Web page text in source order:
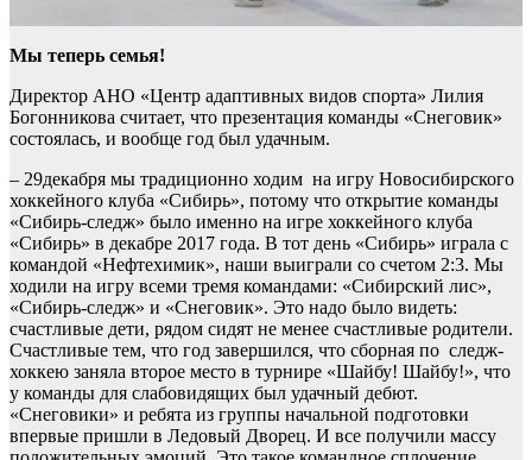
Мы теперь семья!
Директор АНО «Центр адаптивных видов спорта» Лилия
Богонникова считает, что презентация команды «Снеговик»
состоялась, и вообще год был удачным.
– 29декабря мы традиционно ходим на игру Новосибирского
хоккейного клуба «Сибирь», потому что открытие команды
«Сибирь-следж» было именно на игре хоккейного клуба
«Сибирь» в декабре 2017 года. В тот день «Сибирь» играла с
командой «Нефтехимик», наши выиграли со счетом 2:3. Мы
ходили на игру всеми тремя командами: «Сибирский лис»,
«Сибирь-следж» и «Снеговик». Это надо было видеть:
счастливые дети, рядом сидят не менее счастливые родители.
Счастливые тем, что год завершился, что сборная по следж-
хоккею заняла второе место в турнире «Шайбу! Шайбу!», что
у команды для слабовидящих был удачный дебют.
«Снеговики» и ребята из группы начальной подготовки
впервые пришли в Ледовый Дворец. И все получили массу